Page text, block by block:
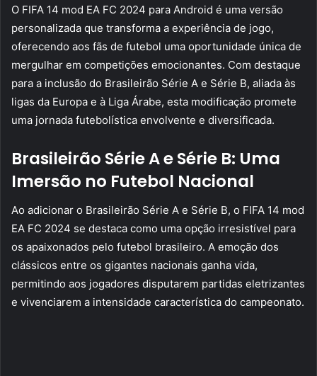
O FIFA 14 mod EA FC 2024 para Android é uma versão
personalizada que transforma a experiência de jogo,
oferecendo aos fãs de futebol uma oportunidade única de
mergulhar em competições emocionantes. Com destaque
para a inclusão do Brasileirão Série A e Série B, aliada às
ligas da Europa e à Liga Árabe, esta modificação promete
uma jornada futebolística envolvente e diversificada.
Brasileirão Série A e Série B: Uma
Imersão no Futebol Nacional
Ao adicionar o Brasileirão Série A e Série B, o FIFA 14 mod
EA FC 2024 se destaca como uma opção irresistível para
os apaixonados pelo futebol brasileiro. A emoção dos
clássicos entre os gigantes nacionais ganha vida,
permitindo aos jogadores disputarem partidas eletrizantes
e vivenciarem a intensidade característica do campeonato.